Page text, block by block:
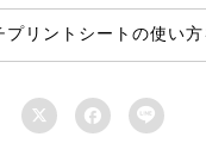
プリントシートの使い方
  